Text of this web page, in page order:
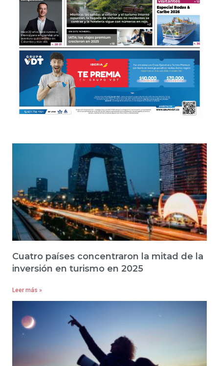
Cuatro países concentraron la mitad de la
inversión en turismo en 2025
Leer más »